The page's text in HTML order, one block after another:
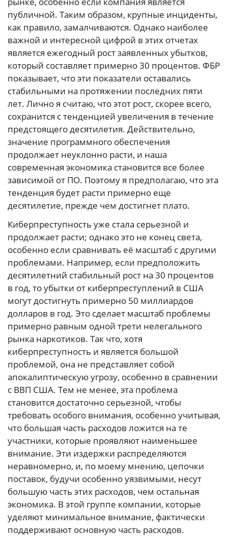
публичной. Таким образом, крупные инциденты,
как правило, замалчиваются. Однако наиболее
важной и интересной цифрой в этих отчетах
является ежегодный рост заявленных убытков,
который составляет примерно 30 процентов. ФБР
показывает, что эти показатели оставались
стабильными на протяжении последних пяти
лет. Лично я считаю, что этот рост, скорее всего,
сохранится с тенденцией увеличения в течение
предстоящего десятилетия. Действительно,
значение программного обеспечения
продолжает неуклонно расти, и наша
современная экономика становится все более
зависимой от ПО. Поэтому я предполагаю, что эта
тенденция будет расти примерно еще
десятилетие, прежде чем достигнет плато.
Киберпреступность уже стала серьезной и
продолжает расти; однако это не конец света,
особенно если сравнивать её масштаб с другими
проблемами. Например, если предположить
десятилетний стабильный рост на 30 процентов
в год, то убытки от киберпреступлений в США
могут достигнуть примерно 50 миллиардов
долларов в год. Это сделает масштаб проблемы
примерно равным одной трети нелегального
рынка наркотиков. Так что, хотя
киберпреступность и является большой
проблемой, она не представляет собой
апокалиптическую угрозу, особенно в сравнении
с ВВП США. Тем не менее, эта проблема
становится достаточно серьезной, чтобы
требовать особого внимания, особенно учитывая,
что большая часть расходов ложится на те
участники, которые проявляют наименьшее
внимание. Эти издержки распределяются
неравномерно, и, по моему мнению, цепочки
поставок, будучи особенно уязвимыми, несут
большую часть этих расходов, чем остальная
экономика. В этой группе компании, которые
уделяют минимальное внимание, фактически
поддерживают основную часть расходов.